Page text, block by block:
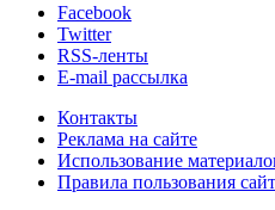
Facebook
Twitter
RSS-ленты
E-mail рассылка
Контакты
Реклама на сайте
Использование
Правила пользования